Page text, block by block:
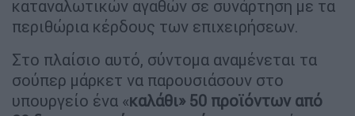
καταναλωτικών αγαθών σε συνάρτηση με τα
περιθώρια κέρδους των επιχειρήσεων.
Στο πλαίσιο αυτό, σύντομα αναμένεται τα
σούπερ μάρκετ να παρουσιάσουν στο
υπουργείο ένα «καλάθι» 50 προϊόντων από